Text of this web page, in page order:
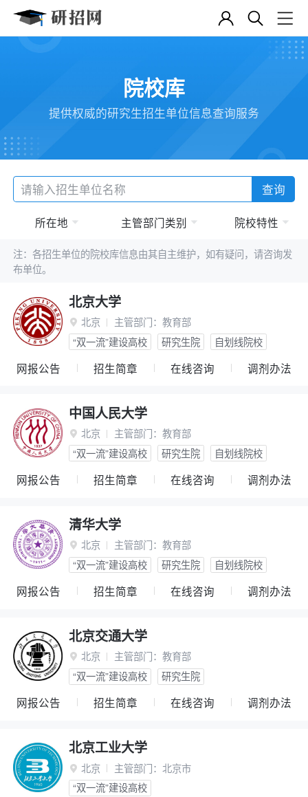
院校库
提供权威的研究生招生单位信息查询服务
查询
所在地 主管部门类别 院校特性
注：各招生单位的院校库信息由其自主维护，如有疑问，请咨询发
布单位。
北京大学
 北京 主管部门： 教育部
“双一流”建设高校
研究生院 自划线院校
网报公告 招生简章 在线咨询 调剂办法
中国人民大学
 北京 主管部门： 教育部
“双一流”建设高校
研究生院 自划线院校
网报公告 招生简章 在线咨询 调剂办法
清华大学
 北京 主管部门： 教育部
“双一流”建设高校
研究生院 自划线院校
网报公告 招生简章 在线咨询 调剂办法
北京交通大学
 北京 主管部门： 教育部
“双一流”建设高校
研究生院
网报公告 招生简章 在线咨询 调剂办法
北京工业大学
 北京 主管部门： 北京市
“双一流”建设高校